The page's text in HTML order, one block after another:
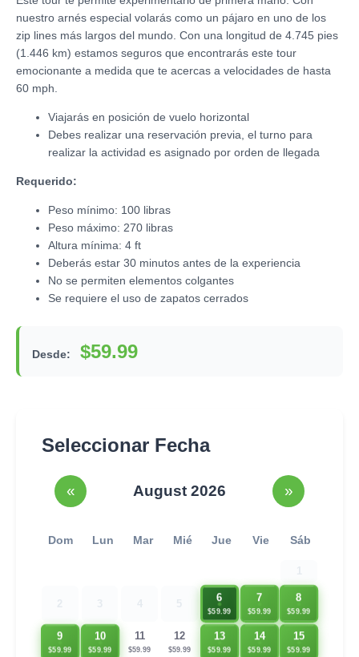
nuestro arnés especial volarás como un pájaro en uno de los
zip lines más largos del mundo. Con una longitud de 4.745 pies
(1.446 km) estamos seguros que encontrarás este tour
emocionante a medida que te acercas a velocidades de hasta
60 mph.
Viajarás en posición de vuelo horizontal
Debes realizar una reservación previa, el turno para
realizar la actividad es asignado por orden de llegada
Requerido:
Peso mínimo: 100 libras
Peso máximo: 270 libras
Altura mínima: 4 ft
Deberás estar 30 minutos antes de la experiencia
No se permiten elementos colgantes
Se requiere el uso de zapatos cerrados
Desde: $59.99
Seleccionar Fecha
« August 2026 »
Dom Lun Mar Mié Jue Vie Sáb
6
$59.99
7
$59.99
8
$59.99
9
$59.99
10
$59.99
11
$59.99
12
$59.99
13
$59.99
14
$59.99
15
$59.99